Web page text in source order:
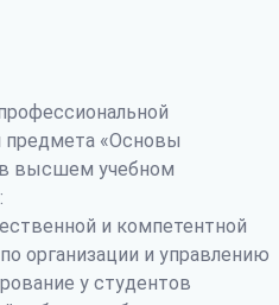
предмета «Основы
в высшем учебном
и компетентной
организации и управлению
у студентов